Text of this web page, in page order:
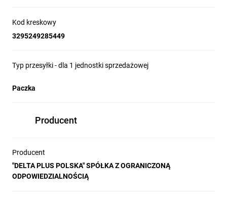
Kod kreskowy
3295249285449
Typ przesyłki - dla 1 jednostki sprzedażowej
Paczka
Producent
Producent
"DELTA PLUS POLSKA" SPÓŁKA Z OGRANICZONĄ
ODPOWIEDZIALNOŚCIĄ